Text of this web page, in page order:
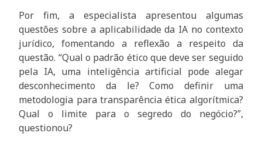
Por fim, a especialista apresentou algumas
questões sobre a aplicabilidade da IA no contexto
jurídico, fomentando a reflexão a respeito da
questão. “Qual o padrão ético que deve ser seguido
pela IA, uma inteligência artificial pode alegar
desconhecimento da le? Como definir uma
metodologia para transparência ética algorítmica?
Qual o limite para o segredo do negócio?”,
questionou?